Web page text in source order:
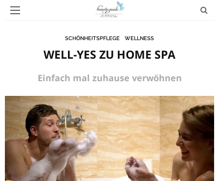
SCHÖNHEITSPFLEGE WELLNESS
WELL-YES ZU HOME SPA
Einfach mal zuhause verwöhnen